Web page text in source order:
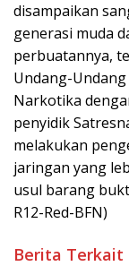
disampaikan
generasi muda
perbuatannya,
Undang-
Narkotika
penyidik
melakukan
jaringan yang
usul barang
R12-Red-BFN)
Berita Terkait